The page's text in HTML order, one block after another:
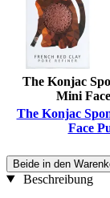
The Konjac
Mini
The Konjac
Face
Beide in den
Beschreibung